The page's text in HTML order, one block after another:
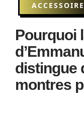
Pourquoi
distingue
montres